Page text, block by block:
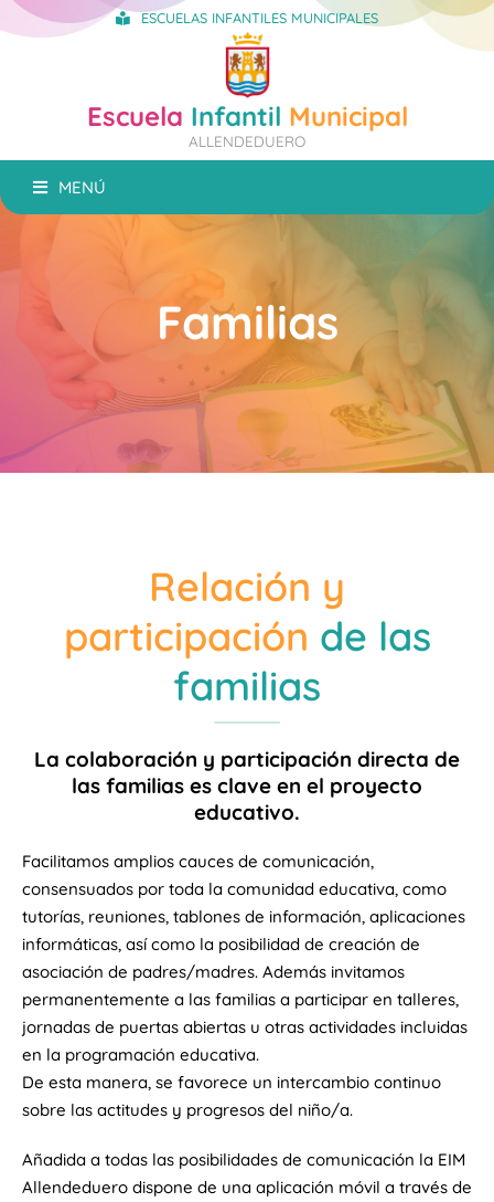
ESCUELAS INFANTILES MUNICIPALES
Escuela Infantil Municipal
ALLENDEDUERO
MENÚ
Familias
Relación y
participación de las
familias
La colaboración y participación directa de
las familias es clave en el proyecto
educativo.
Facilitamos amplios cauces de comunicación,
consensuados por toda la comunidad educativa, como
tutorías, reuniones, tablones de información, aplicaciones
informáticas, así como la posibilidad de creación de
asociación de padres/madres. Además invitamos
permanentemente a las familias a participar en talleres,
jornadas de puertas abiertas u otras actividades incluidas
en la programación educativa.
De esta manera, se favorece un intercambio continuo
sobre las actitudes y progresos del niño/a.
Añadida a todas las posibilidades de comunicación la EIM
Allendeduero dispone de una aplicación móvil a través de